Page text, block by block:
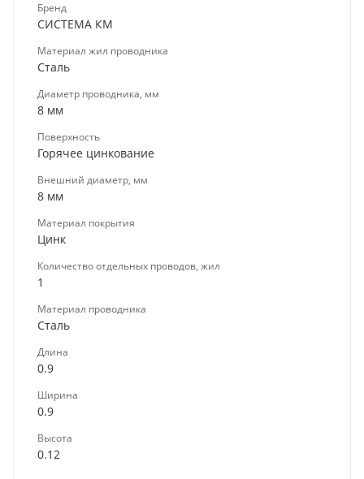
Бренд
СИСТЕМА КМ
Материал жил проводника
Сталь
Диаметр проводника, мм
8 мм
Поверхность
Горячее цинкование
Внешний диаметр, мм
8 мм
Материал покрытия
Цинк
Количество отдельных проводов, жил
1
Материал проводника
Сталь
Длина
0.9
Ширина
0.9
Высота
0.12